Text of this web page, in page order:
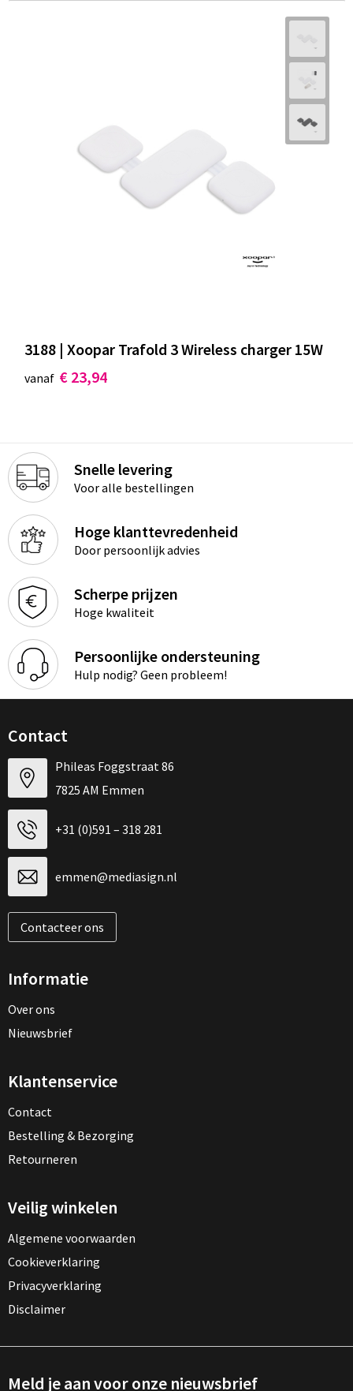
3188 | Xoopar Trafold 3 Wireless charger 15W
vanaf € 23,94
Snelle levering
Voor alle bestellingen
Hoge klanttevredenheid
Door persoonlijk advies
Scherpe prijzen
Hoge kwaliteit
Persoonlijke ondersteuning
Hulp nodig? Geen probleem!
Contact
Phileas Foggstraat 86
7825 AM Emmen
+31 (0)591 – 318 281
emmen@mediasign.nl
Contacteer ons
Informatie
Over ons
Nieuwsbrief
Klantenservice
Contact
Bestelling & Bezorging
Retourneren
Veilig winkelen
Algemene voorwaarden
Cookieverklaring
Privacyverklaring
Disclaimer
Meld je aan voor onze nieuwsbrief